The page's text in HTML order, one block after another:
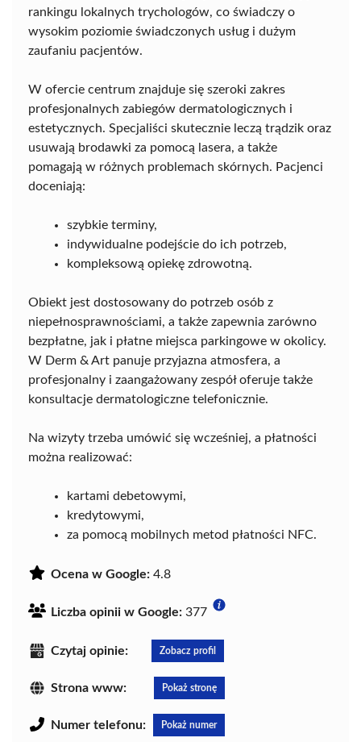
rankingu lokalnych trychologów, co świadczy o
wysokim poziomie świadczonych usług i dużym
zaufaniu pacjentów.
W ofercie centrum znajduje się szeroki zakres
profesjonalnych zabiegów dermatologicznych i
estetycznych. Specjaliści skutecznie leczą trądzik oraz
usuwają brodawki za pomocą lasera, a także
pomagają w różnych problemach skórnych. Pacjenci
doceniają:
szybkie terminy,
indywidualne podejście do ich potrzeb,
kompleksową opiekę zdrowotną.
Obiekt jest dostosowany do potrzeb osób z
niepełnosprawnościami, a także zapewnia zarówno
bezpłatne, jak i płatne miejsca parkingowe w okolicy.
W Derm & Art panuje przyjazna atmosfera, a
profesjonalny i zaangażowany zespół oferuje także
konsultacje dermatologiczne telefonicznie.
Na wizyty trzeba umówić się wcześniej, a płatności
można realizować:
kartami debetowymi,
kredytowymi,
za pomocą mobilnych metod płatności NFC.
Ocena w Google: 4.8
Liczba opinii w Google: 377
Czytaj opinie: Zobacz profil
Strona www: Pokaż stronę
Numer telefonu: Pokaż numer